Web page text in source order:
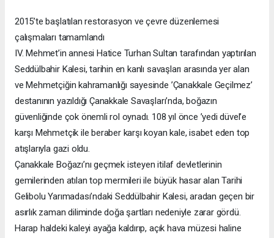
2015’te başlatılan restorasyon ve çevre düzenlemesi
çalışmaları tamamlandı
IV. Mehmet’in annesi Hatice Turhan Sultan tarafından yaptırılan
Seddülbahir Kalesi, tarihin en kanlı savaşları arasında yer alan
ve Mehmetçiğin kahramanlığı sayesinde ’Çanakkale Geçilmez’
destanının yazıldığı Çanakkale Savaşları’nda, boğazın
güvenliğinde çok önemli rol oynadı. 108 yıl önce ’yedi düvel’e
karşı Mehmetçik ile beraber karşı koyan kale, isabet eden top
atışlarıyla gazi oldu.
Çanakkale Boğazı’nı geçmek isteyen itilaf devletlerinin
gemilerinden atılan top mermileri ile büyük hasar alan Tarihi
Gelibolu Yarımadası’ndaki Seddülbahir Kalesi, aradan geçen bir
asırlık zaman diliminde doğa şartları nedeniyle zarar gördü.
Harap haldeki kaleyi ayağa kaldırıp, açık hava müzesi haline